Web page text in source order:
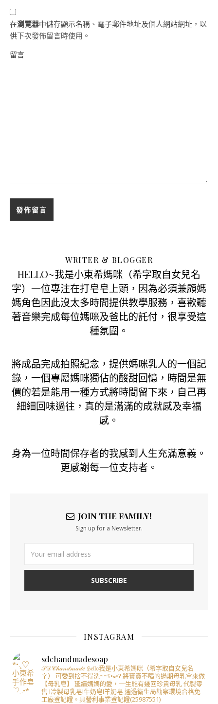
在瀏覽器中儲存顯示名稱、電子郵件地址及個人網站網址，以
供下次發佈留言時使用。
留言
WRITER & BLOGGER
HELLO~我是小東希媽咪（希字取自女兒名
字）一位專注在打皂皂上頭，因為必須兼顧媽
媽角色因此沒太多時間提供教學服務，喜歡聽
著音樂完成每位媽咪及爸比的託付，很享受這
種氛圍。
將成品完成拍照紀念，提供媽咪乳人的一個記
錄，一個專屬媽咪獨佔的酸甜回憶，時間是無
價的若是能用一種方式將時間留下來，自己再
細細回味過往，真的是滿滿的成就感及幸福
感。
身為一位時間保存者的我感到人生充滿意義。
更感謝每一位支持者。
JOIN THE FAMILY!
Sign up for a Newsletter.
INSTAGRAM
sdchandmadesoap
𝒮𝒟𝒞𝒽𝒶𝓃𝒹𝓂𝒶𝒹𝑒 ℌ𝔢𝔩𝔩𝔬我是小東希媽咪（希字取自女兒名
字）
可愛到捨不得洗~~ʕ•ﻌ•ʔ將寶寶不喝的過期母乳拿來做
【母乳皂】
延續媽媽的愛，一生能有幾回珍貴母乳代製零
售 I冷製母乳皂I牛奶皂I羊奶皂 通過衛生局勘察環境合格免
工廠登記證。具營利事業登記證(25987551)